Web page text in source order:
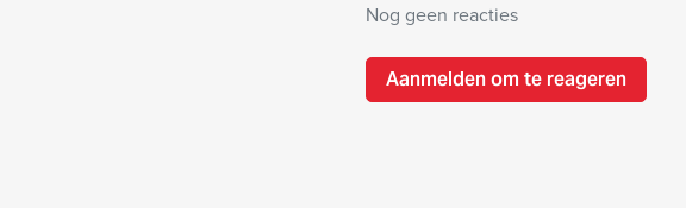
Nog geen reacties
Aanmelden om te reageren